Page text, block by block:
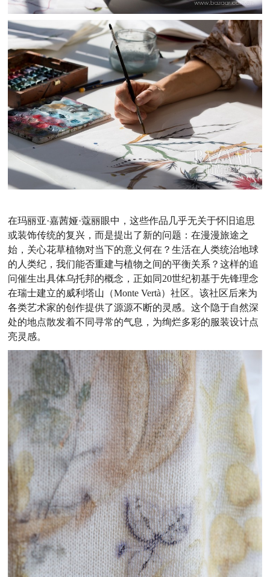
在玛丽亚·嘉茜娅·蔻丽眼中，这些作品几乎无关于怀旧追思
或装饰传统的复兴，而是提出了新的问题：在漫漫旅途之
始，关心花草植物对当下的意义何在？生活在人类统治地球
的人类纪，我们能否重建与植物之间的平衡关系？这样的追
问催生出具体乌托邦的概念，正如同20世纪初基于先锋理念
在瑞士建立的威利塔山（Monte Vertà）社区。该社区后来为
各类艺术家的创作提供了源源不断的灵感。这个隐于自然深
处的地点散发着不同寻常的气息，为绚烂多彩的服装设计点
亮灵感。